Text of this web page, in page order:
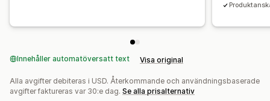
Innehåller automatöversatt text Visa original
Alla avgifter debiteras i USD. Återkommande och användningsbaserade
avgifter faktureras var 30:e dag. Se alla prisalternativ